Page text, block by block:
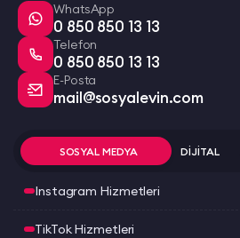
WhatsApp
0 850 850 13 13
Telefon
0 850 850 13 13
E-Posta
mail@sosyalevin.com
SOSYAL MEDYA DİJİTAL
Instagram Hizmetleri
TikTok Hizmetleri